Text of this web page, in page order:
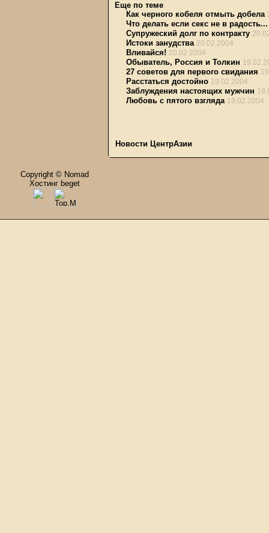
Еще по теме
Как черного кобеля отмыть добела
Что делать если секс не в радость...
Супружеский долг по контракту
Истоки занудства 20.02.2004
Вливайся! 20.02.2004
Обыватель, Россия и Толкин
27 советов для первого свидания
Расстаться достойно 19.02.2004
Заблуждения настоящих мужчин
Любовь с пятого взгляда 19.02.2004
Новости ЦентрАзии
Copyright © Nomad
Хостинг beget